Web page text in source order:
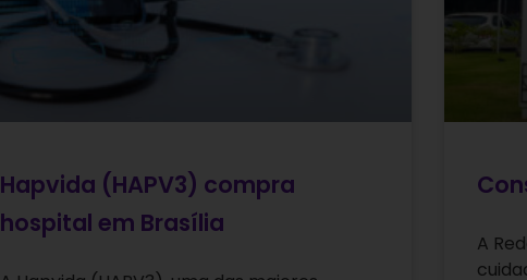
Hapvida (HAPV3) compra
hospital em Brasília
A